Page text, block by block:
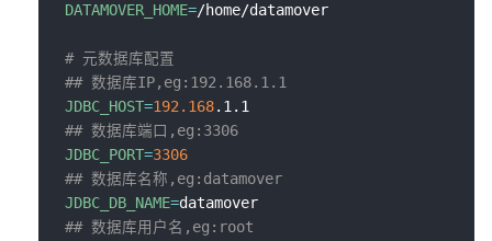
DATAMOVER_HOME=/home/datamover
# 元数据库配置
## 数据库IP,eg:192.168.1.1
JDBC_HOST=192.168
## 数据库端口,eg:3306
JDBC_PORT=3306
## 数据库名称,eg:datamover
JDBC_DB_NAME=
## 数据库用户名,eg:root